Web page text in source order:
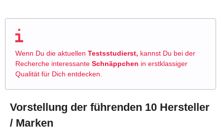
Wenn Du die aktuellen Testsstudierst, kannst Du bei der
Recherche interessante Schnäppchen in erstklassiger
Qualität für Dich entdecken.
Vorstellung der führenden 10 Hersteller
/ Marken